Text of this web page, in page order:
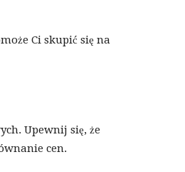
Ci skupić się na
Upewnij się, że
cen.